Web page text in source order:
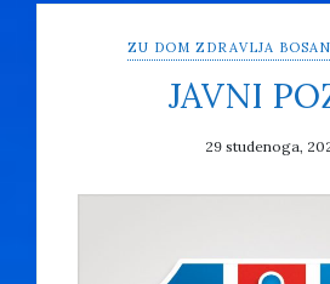
ZU DOM ZDRAVLJA
JAVNI
29 studenoga,